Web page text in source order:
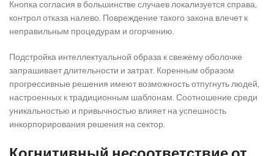
Кнопка согласия в большинстве случаев локализуется справа,
контрол отказа налево. Повреждение такого закона влечет к
неправильным процедурам и огорчению.
Подстройка интеллектуальной образа к свежему оболочке
запрашивает длительности и затрат. Коренным образом
прогрессивные решения имеют возможность отпугнуть людей,
настроенных к традиционным шаблонам. Соотношение среди
уникальностью и привычностью влияет на успешность
инкорпорирования решения на сектор.